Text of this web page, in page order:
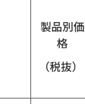
製品別価
格
（税抜）